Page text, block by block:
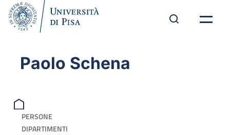
Paolo Schena
PERSONE
DIPARTIMENTI